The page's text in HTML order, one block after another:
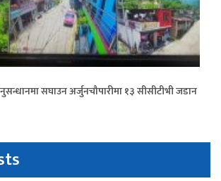
सघाउन अर्जुनचौपारीमा १३ सीसीटीभी जडान